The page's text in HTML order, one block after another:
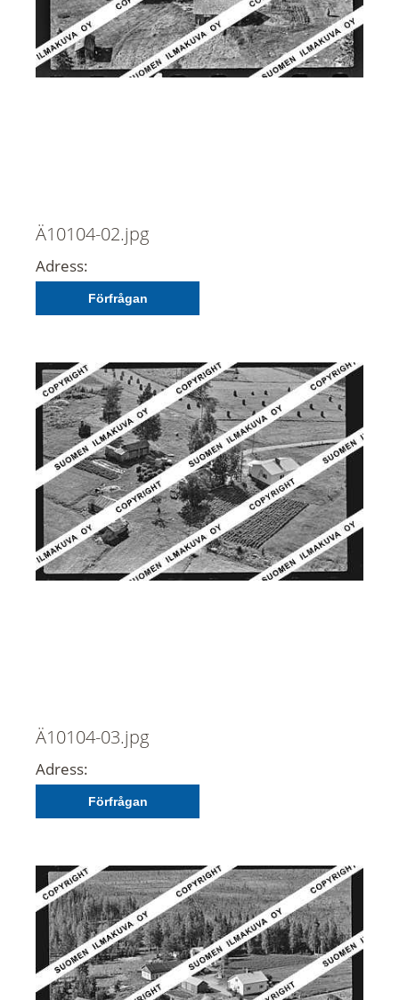
Ä10104-02.jpg
Adress:
Förfrågan
Ä10104-03.jpg
Adress:
Förfrågan